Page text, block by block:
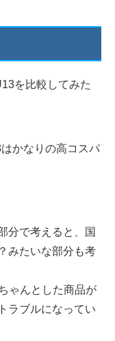
を比較してみた
かなりの高コスパ
分で考えると、国
みたいな部分も考
ゃんとした商品が
ラブルになってい